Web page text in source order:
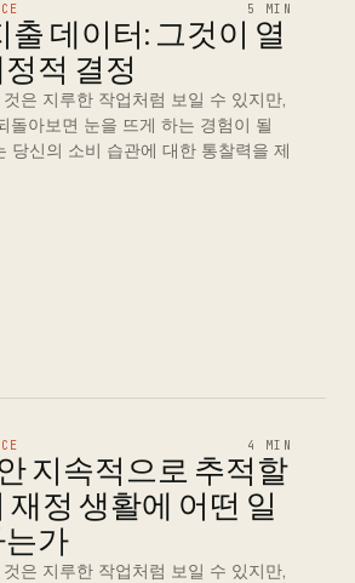
5 MIN
출 데이터: 그것이 열
적 결정
은 지루한 작업처럼 보일 수 있지만,
돌아보면 눈을 뜨게 하는 경험이 될
당신의 소비 습관에 대한 통찰력을 제
4 MIN
지속적으로 추적할
재정 생활에 어떤 일
가
은 지루한 작업처럼 보일 수 있지만,